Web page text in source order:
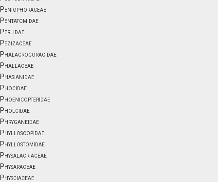
Peniophoraceae
Pentatomidae
Perlidae
Pezizaceae
Phalacrocoracidae
Phallaceae
Phasianidae
Phocidae
Phoenicopteridae
Pholcidae
Phryganeidae
Phylloscopidae
Phyllostomidae
Physalacriaceae
Physaraceae
Physciaceae